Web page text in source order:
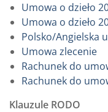
Umowa o dzieło
Umowa o dzieło
Polsko/Angielska
Umowa zlecenie
Rachunek do
Rachunek do
Klauzule RODO